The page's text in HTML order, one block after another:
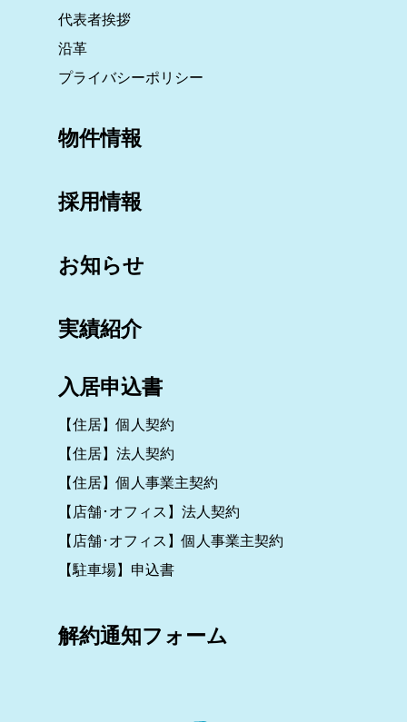
代表者挨拶
沿革
プライバシーポリシー
物件情報
採用情報
お知らせ
実績紹介
入居申込書
【住居】個人契約
【住居】法人契約
【住居】個人事業主契約
【店舗･オフィス】法人契約
【店舗･オフィス】個人事業主契約
【駐車場】申込書
解約通知フォーム